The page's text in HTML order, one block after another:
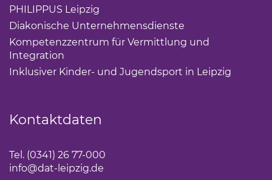
PHILIPPUS Leipzig
Diakonische Unternehmensdienste
Kompetenzzentrum für Vermittlung und
Integration
Inklusiver Kinder- und Jugendsport in Leipzig
Kontaktdaten
Tel. (0341) 26 77-000
info@dat-leipzig.de